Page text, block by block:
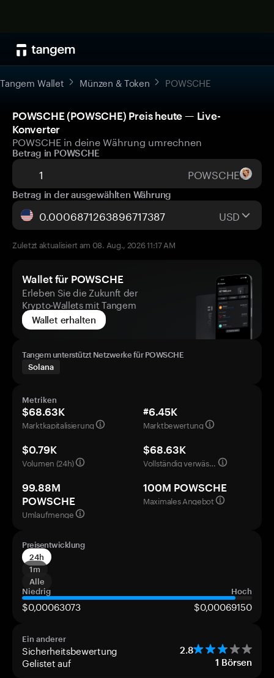
Tangem Wallet Münzen & Token POWSCHE
POWSCHE (POWSCHE) Preis heute — Live-
Konverter
POWSCHE in deine Währung umrechnen
Betrag in POWSCHE
POWSCHE
Betrag in der ausgewählten Währung
USD
Zuletzt aktualisiert am 08. Aug., 2026 11:17 AM
Wallet für POWSCHE
Erleben Sie die Zukunft der
Krypto-Wallets mit Tangem
Wallet erhalten
Tangem unterstützt Netzwerke für POWSCHE
Solana
Metriken
$68.63K
Marktkapitalisierung
#6.45K
Marktbewertung
$0.79K
Volumen (24h)
$68.63K
Vollständig verwässerte Bewertung
99.88M
POWSCHE
Umlaufmenge
100M POWSCHE
Maximales Angebot
Preisentwicklung
24h
1m
Alle
Niedrig
Hoch
$0,00063073 $0,00069150
Ein anderer
Sicherheitsbewertung 2.8
Gelistet auf 1 Börsen